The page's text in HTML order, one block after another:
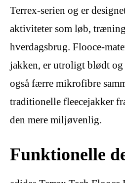
Terrex-serien og er
aktiviteter som løb,
hverdagsbrug. Flooce-
jakken, er utroligt blødt og
også færre mikrofibre
traditionelle fleecejakker
den mere miljøvenlig.
Funktionelle